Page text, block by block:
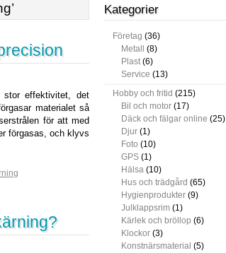
stor effektivitet, det
materialet så
för att med
förgasas, och klyvs
Kategorier
Företag (36)
Metall
(8)
Plast(6)
Service (13)
Hobby och fritid (215)
Bil och motor (17)
Däck och fälgar online (25)
Djur (1)
Foto (10)
GPS (1)
Hälsa (10)
Hus och trädgård (65)
Hygienprodukter (9)
Julklappsrim (1)
Kärlek och bröllop (6)
Klockor (3)
Konstnärsmaterial (5)